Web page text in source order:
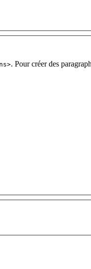
. Pour créer des